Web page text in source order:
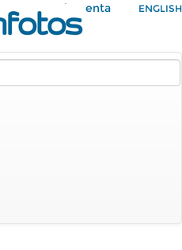
Mi Cuenta ENGLISH